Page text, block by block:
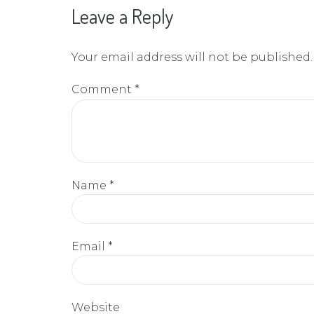
Leave a Reply
Your email address will not be
Comment *
Name *
Email *
Website